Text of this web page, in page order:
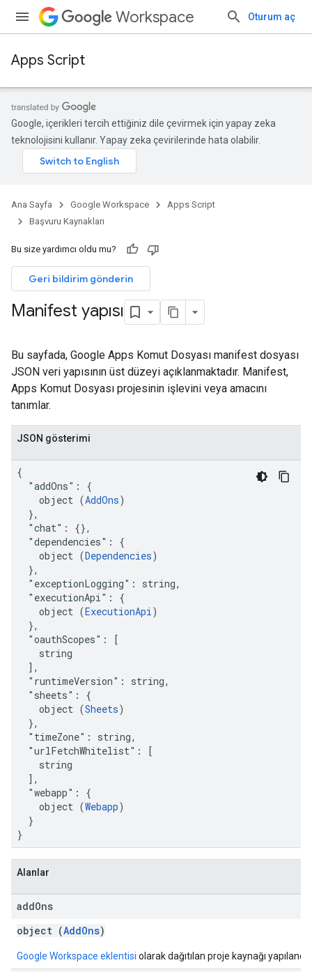
Workspace Oturum aç
Apps Script
Google, içerikleri tercih ettiğiniz dile çevirmek için yapay zeka
teknolojisini kullanır. Yapay zeka çevirilerinde hata olabilir.
Ana Sayfa Google Workspace
Apps Script
Başvuru Kaynakları
Bu size yardımcı oldu mu?
Geri bildirim gönderin
Manifest yapısı
Bu sayfada, Google Apps Komut Dosyası manifest dosyası
JSON veri yapısının üst düzeyi açıklanmaktadır. Manifest,
Apps Komut Dosyası projesinin işlevini veya amacını
tanımlar.
JSON gösterimi
{
  "addOns": {
    object (
AddOns)
  },
  "chat": {},
  "dependencies": {
    object (
Dependencies)
  },
  "exceptionLogging": string,
  "executionApi": {
    object (
ExecutionApi)
  },
  "oauthScopes": [
    string
  ],
  "runtimeVersion": string,
  "sheets": {
    object (
Sheets)
  },
  "timeZone": string,
  "urlFetchWhitelist": [
    string
  ],
  "webapp": {
    object (
Webapp)
  }
}
Alanlar
addOns
object (AddOns)
Google Workspace eklentisi olarak dağıtılan proje kaynağı